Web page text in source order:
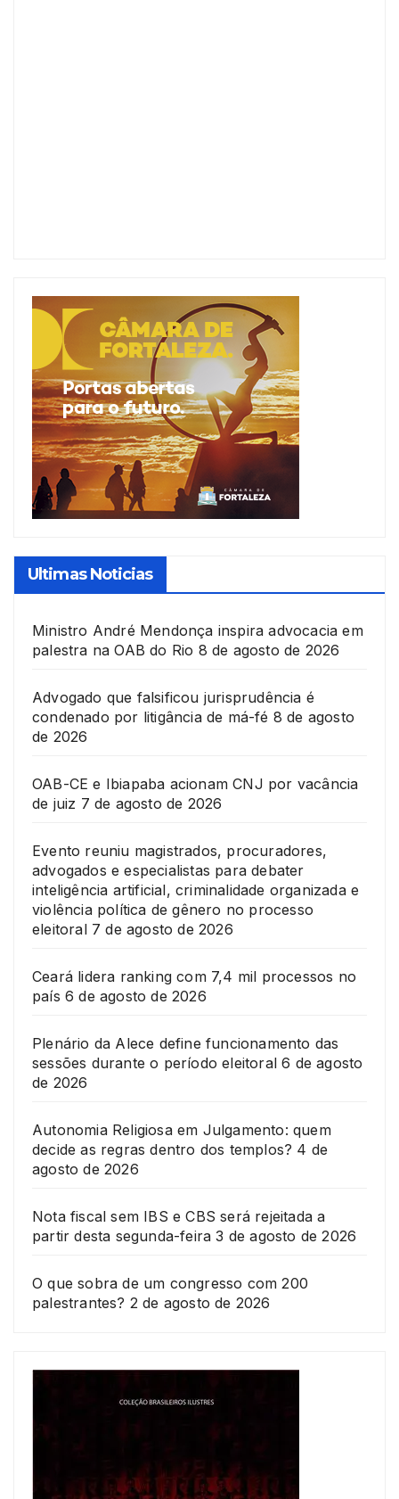
Ultimas Noticias
Ministro André Mendonça inspira advocacia em
palestra na OAB do Rio 8 de agosto de 2026
Advogado que falsificou jurisprudência é
condenado por litigância de má-fé 8 de agosto
de 2026
OAB-CE e Ibiapaba acionam CNJ por vacância
de juiz 7 de agosto de 2026
Evento reuniu magistrados, procuradores,
advogados e especialistas para debater
inteligência artificial, criminalidade organizada e
violência política de gênero no processo
eleitoral 7 de agosto de 2026
Ceará lidera ranking com 7,4 mil processos no
país 6 de agosto de 2026
Plenário da Alece define funcionamento das
sessões durante o período eleitoral 6 de agosto
de 2026
Autonomia Religiosa em Julgamento: quem
decide as regras dentro dos templos? 4 de
agosto de 2026
Nota fiscal sem IBS e CBS será rejeitada a
partir desta segunda-feira 3 de agosto de 2026
O que sobra de um congresso com 200
palestrantes? 2 de agosto de 2026